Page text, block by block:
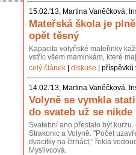
15.02.'13, Martina Vaněčková,
Mateřská škola je
opět těsný
Kapacita volyňské mateřinky
vstříc všem maminkám, které
celý článek
diskuse |
14.02.'13, Martina Vaněčková,
Volyně se vymkla
do svateb už se nikde
Svatební ano přestalo být
Strakonic a Volyně. "Počet
dvacítky na čtrnáct," řekla
Myslivcová.